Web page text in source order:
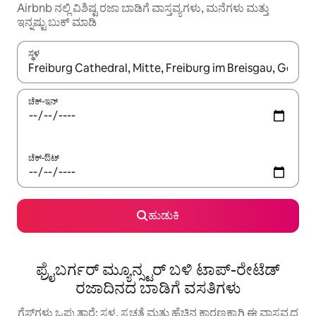
Airbnb ನಲ್ಲಿ ವಿಶಿಷ್ಟ ರಜಾ ಬಾಡಿಗೆ ವಾಸ್ತವ್ಯಗಳು, ಮನೆಗಳು ಮತ್ತು
ಇನ್ನಷ್ಟು ಬುಕ್ ಮಾಡಿ
ಸ್ಥಳ
ಫಲಿತಾಂಶಗಳು ಲಭ್ಯವಿರುವಾಗ, ಅಪ್ ಮತ್ತು ಡೌನ್ ಬಾಣದ ಕೀಲಿಗಳೊಂದಿಗೆ
ಚೆಕ್-ಇನ್
ಚೆಕ್-ಔಟ್
ಹುಡುಕಿ
ಫ್ರೈಬರ್ಗರ್ ಮ್ಯೂನ್ಸ್ಟರ್ ಬಳಿ ಟಾಪ್-ರೇಟೆಡ್
ರಜಾದಿನದ ಬಾಡಿಗೆ ವಸತಿಗಳು
ಗೆಸ್ಟ್‌ಗಳು ಒಪ್ಪುತ್ತಾರೆ: ಸ್ಥಳ, ಸ್ವಚ್ಛತೆ ಮತ್ತು ಹೆಚ್ಚಿನ ಕಾರಣಕ್ಕಾಗಿ ಈ ವಾಸ್ತವ್ಯದ